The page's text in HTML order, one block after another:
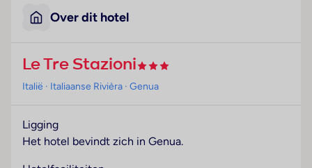
Over dit hotel
Le Tre Stazioni
Italië · Italiaanse Rivièra · Genua
Ligging
Het hotel bevindt zich in Genua.